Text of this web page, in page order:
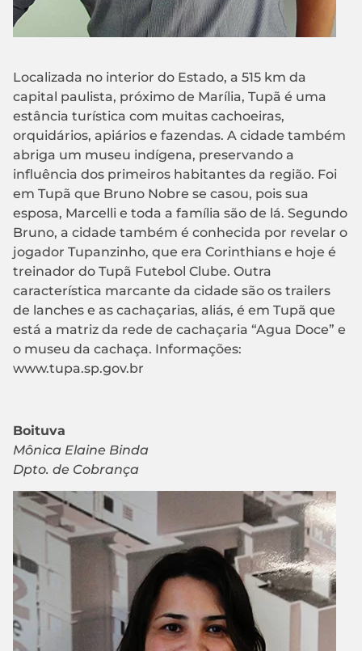
Localizada no interior do Estado, a 515 km da
capital paulista, próximo de Marília, Tupã é uma
estância turística com muitas cachoeiras,
orquidários, apiários e fazendas. A cidade também
abriga um museu indígena, preservando a
influência dos primeiros habitantes da região. Foi
em Tupã que Bruno Nobre se casou, pois sua
esposa, Marcelli e toda a família são de lá. Segundo
Bruno, a cidade também é conhecida por revelar o
jogador Tupanzinho, que era Corinthians e hoje é
treinador do Tupã Futebol Clube. Outra
característica marcante da cidade são os trailers
de lanches e as cachaçarias, aliás, é em Tupã que
está a matriz da rede de cachaçaria “Agua Doce” e
o museu da cachaça. Informações:
www.tupa.sp.gov.br
Boituva
Mônica Elaine Binda
Dpto. de Cobrança